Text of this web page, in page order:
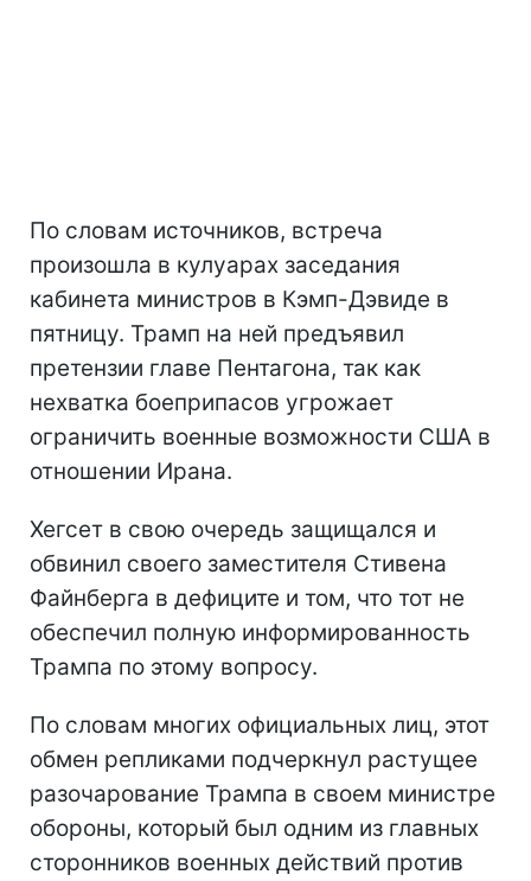
По словам источников, встреча
произошла в кулуарах заседания
кабинета министров в Кэмп-Дэвиде в
пятницу. Трамп на ней предъявил
претензии главе Пентагона, так как
нехватка боеприпасов угрожает
ограничить военные возможности США в
отношении Ирана.
Хегсет в свою очередь защищался и
обвинил своего заместителя Стивена
Файнберга в дефиците и том, что тот не
обеспечил полную информированность
Трампа по этому вопросу.
По словам многих официальных лиц, этот
обмен репликами подчеркнул растущее
разочарование Трампа в своем министре
обороны, который был одним из главных
сторонников военных действий против